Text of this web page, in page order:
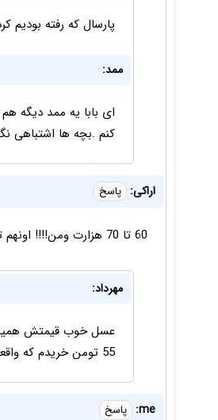
پارسال كه رفته بوديم
ممد:
ای بابا یه ممد دیگه
کنم .بچه ها اشتباهی
اراکی: پاسخ
60 تا 70 هزارت ومن!!!! اونهم توی فروشگاه زنجیره ای؟!!! جوسازی می کنید؟؟؟ این مقالات ایران جیب واقعا....
مهرداد:
55 تومن خریدم که واقعا طبیعی و عالی بود
me: پاسخ